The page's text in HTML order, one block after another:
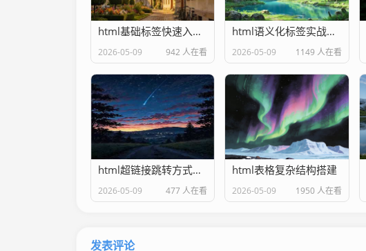
html基础标签快速入门教程
2026-05-09 942 人在看
html语义化标签实战应用
2026-05-09 1149 人在看
html超链接跳转方式详解
2026-05-09 477 人在看
html表格复杂结构搭建
2026-05-09 1950 人在看
发表评论